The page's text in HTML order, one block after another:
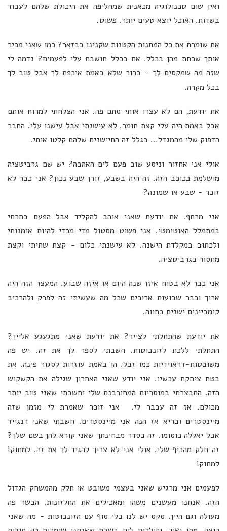
ואין שום טכנולוגיה מכאנית שמחליפה את היכולת שלהם לעבוד
בשדות. האוכל יוצא טעים יותר. פשוט.
את שומרת את כל המתנות הקטנות שקנינו בבזאר? כמו שאני מכיר
אותך שכחת מהן בכלל. את בכלל חושבת עלי לפעמים? נדמה לי
שזה מה שמקסים לך - ברור שלא באמת איכפת לך אבל טוב לך
בכל מקרה.
את יודעת, הם לא עצרו אותי סתם פה. אני הצלחתי למרוח אותם
אבל באמת היה עלי קצת חומר. לא עישנתי אבל עישנו עלי. החבר
הדפוק שלי מהמגדל... בגלל זה החיישנים שלהם קלטו אותי.
אולי אני אחזור וניסע שוב פעם לים האהבה? יש שם גרביטציה
מושלמת בכוכב הזה. זה היה בשבע, זורן שבע נכון? אני כבר לא
זוכר - שבע או שמונה?
אני מרחף. את יודעת שאני אוהב להקליד אבל הפעם בחרתי
במתמלל האוטומטי. אני פשוט מסטול מדי מכדי להיות אומנותי
ולכתוב במקלדת הישנה. לא עישנתי כלום - קצת שתיתי וקצת
מחסור בגרביטציה.
אני כבר לא בטוח איזו שנה היום או איזה שבוע. המעצר הזה היה
ארוך וכבר שבועות ארוכים שכל מה שעשיתי זה לפרק ולהרכיב
קומביינים ישנים בחווה.
את יודעת שהתחלתי לצייר? את יודעת שאני מתגעגע אלייך?
התחלתי ללכת לזונבוטות. חשבתי לספר לך את זה. יש פה
משובטות-דראוידיות כמו זבל. הן באמת עוזרות לסגור פינה. את
בטח צוחקת עכשיו. אני יודע שאני האחרון שגילה את הקשקוש
הזה. התבצרתי במוסריות המחורבנת שלי וחשבתי שאני טוב יותר
מכולם. אז זה עבבר לי. אני זוכר שאמרת לי מזמן שזה
מיינסטרים ובריא אז הנה אני מיינסטרים. חשבתי שאני רנגייד
אבל יאללה כוסומו. זה בסדר מבחינתך שאני קורא להן בשם שלך?
זה חלק מהכיף שלי. אולי אני לא צריך להגיד לך את זה. למחוק!
למחוק!
לפעמים אני מרגיש שאני בעצמי משובט או חלק מהמשחק הגדול
הזה. אנחנו מעשנים משהו ומאכילים את החלזונות. הבשר פה
מעולה וגם היין. סקס יש לנו בלי סוף עם הזונבוטות - מה שאני